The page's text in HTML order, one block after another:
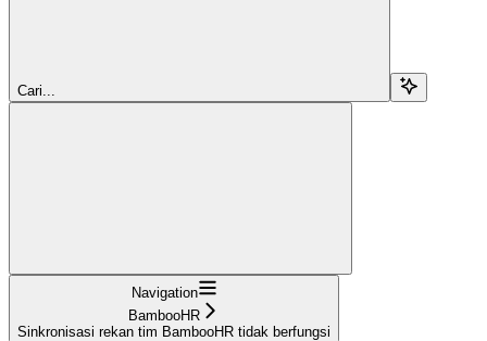
Cari...
Navigation
BambooHR
Sinkronisasi rekan tim BambooHR tidak berfungsi